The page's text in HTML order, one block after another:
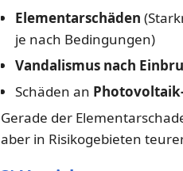
Elementarschäden
je nach Bedingungen)
Vandalismus nach
Schäden an
Gerade der
aber in Risikogebieten